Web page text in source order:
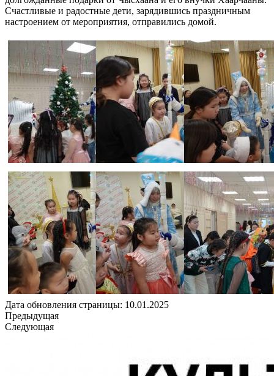
Счастливые и радостные дети, зарядившись праздничным
настроением от мероприятия, отправились домой.
Дата обновления страницы: 10.01.2025
Предыдущая
Следующая